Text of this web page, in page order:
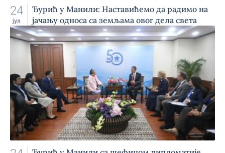
24
јул
Ђурић у Манили: Наставићемо да радимо на
јачању односа са земљама овог дела света